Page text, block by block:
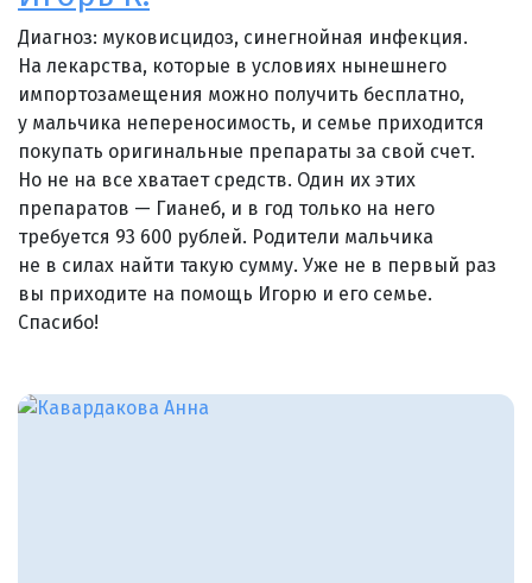
Диагноз: муковисцидоз, синегнойная инфекция.
На лекарства, которые в условиях нынешнего
импортозамещения можно получить бесплатно,
у мальчика непереносимость, и семье приходится
покупать оригинальные препараты за свой счет.
Но не на все хватает средств. Один их этих
препаратов — Гианеб, и в год только на него
требуется 93 600 рублей. Родители мальчика
не в силах найти такую сумму. Уже не в первый раз
вы приходите на помощь Игорю и его семье.
Спасибо!